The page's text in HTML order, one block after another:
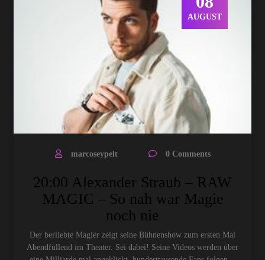
AUGUST
marcoseypelt 0 Comments
20:00 Alexander Straub – RAW
MAGIC – So nah war Magie
noch nie
Der berliebte Magier zeigt seine Bühnenshow zum ersten Mal
Abendfüllend im Theater. Sei dabei! Seine Videos werden über